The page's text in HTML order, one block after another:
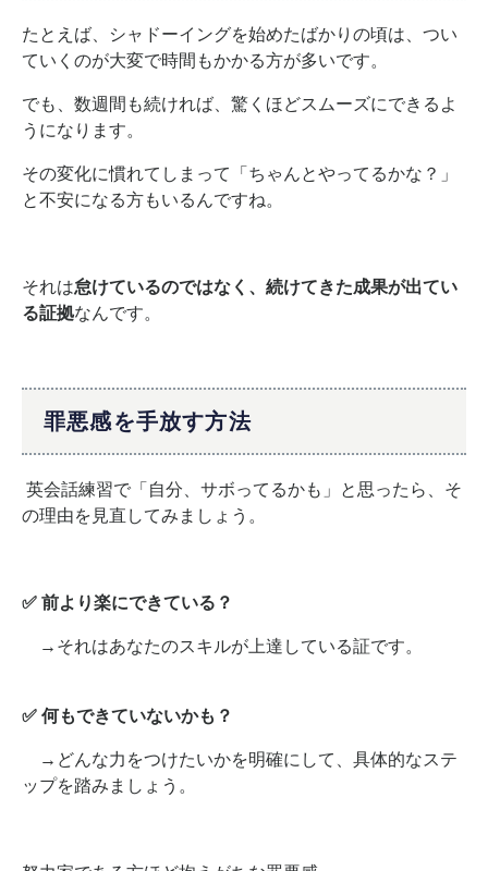
たとえば、シャドーイングを始めたばかりの頃は、つい
ていくのが大変で時間もかかる方が多いです。
でも、数週間も続ければ、驚くほどスムーズにできるよ
うになります。
その変化に慣れてしまって「ちゃんとやってるかな？」
と不安になる方もいるんですね。
それは怠けているのではなく、続けてきた成果が出てい
る証拠なんです。
罪悪感を手放す方法
英会話練習で「自分、サボってるかも」と思ったら、そ
の理由を見直してみましょう。
✅ 前より楽にできている？
→それはあなたのスキルが上達している証です。
✅ 何もできていないかも？
→どんな力をつけたいかを明確にして、具体的なステ
ップを踏みましょう。